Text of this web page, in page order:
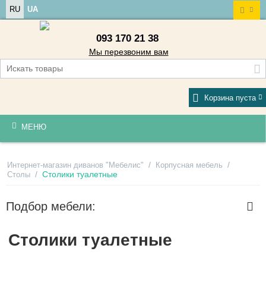
RU UA
093 170 21 38
Мы перезвоним вам
Корзина пуста
МЕНЮ
Интернет-магазин диванов "Мебелис" / Корпусная мебель /
Столы / Столики туалетные
Подбор мебели:
Столики туалетные